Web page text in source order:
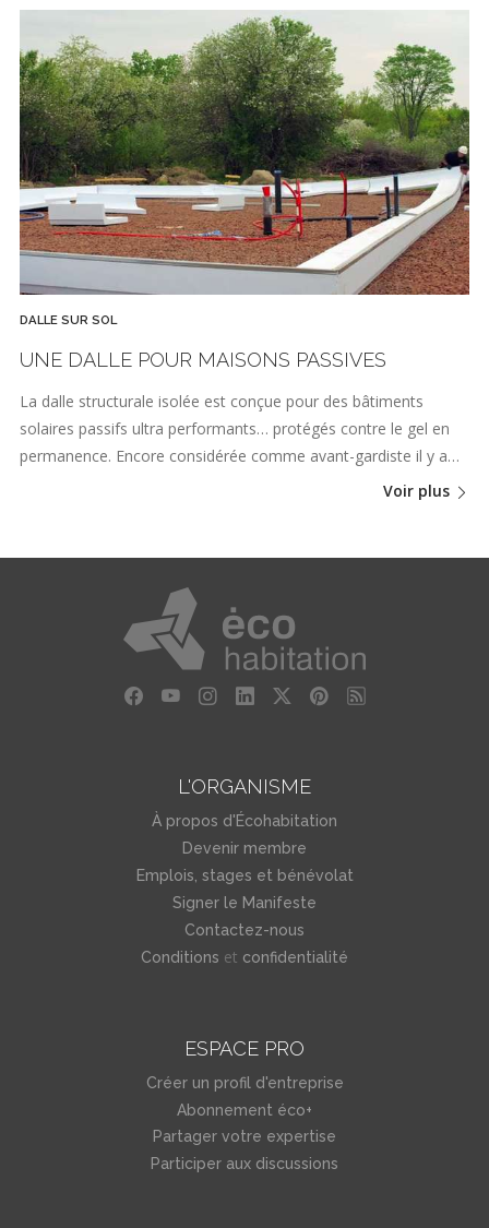
DALLE SUR SOL
UNE DALLE POUR MAISONS PASSIVES
La dalle structurale isolée est conçue pour des bâtiments
solaires passifs ultra performants… protégés contre le gel en
permanence. Encore considérée comme avant-gardiste il y a…
Voir plus
L'ORGANISME
À propos d'Écohabitation
Devenir membre
Emplois, stages et bénévolat
Signer le Manifeste
Contactez-nous
Conditions et confidentialité
ESPACE PRO
Créer un profil d'entreprise
Abonnement éco+
Partager votre expertise
Participer aux discussions